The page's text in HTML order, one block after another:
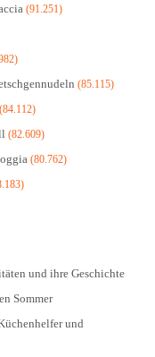
(91.251)
(85.115)
(84.112)
(82.609)
(80.762)
und ihre Geschichte
Sommer
und